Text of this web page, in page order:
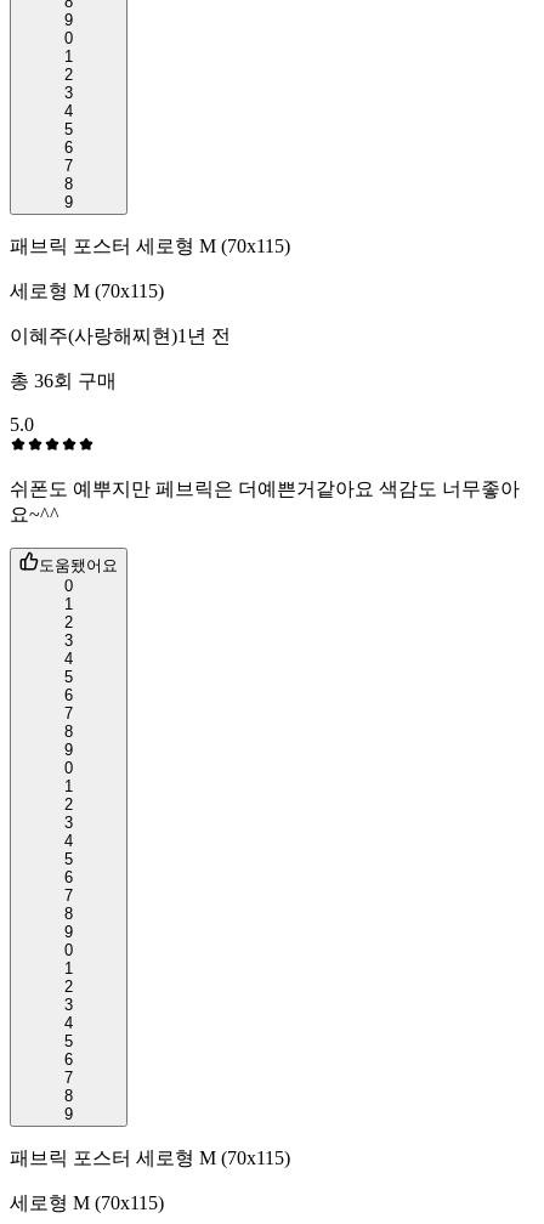
9
0
1
2
3
4
5
6
7
8
9
패브릭 포스터 세로형 M (70x115)
세로형 M (70x115)
이혜주(사랑해찌현)1년 전
총 36회 구매
5.0
쉬폰도 예뿌지만 페브릭은 더예쁜거같아요 색감도 너무좋아
요~^^
도움됐어요
0
1
2
3
4
5
6
7
8
9
0
1
2
3
4
5
6
7
8
9
0
1
2
3
4
5
6
7
8
9
패브릭 포스터 세로형 M (70x115)
세로형 M (70x115)